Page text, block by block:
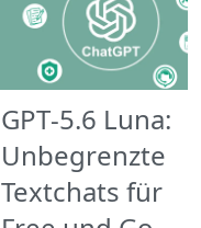
GPT‑5.6 Luna:
Unbegrenzte
Textchats für